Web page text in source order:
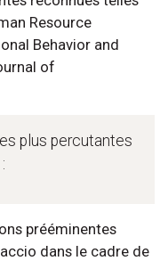
Resource
Behavior and
of
plus percutantes
prééminentes
dans le cadre de